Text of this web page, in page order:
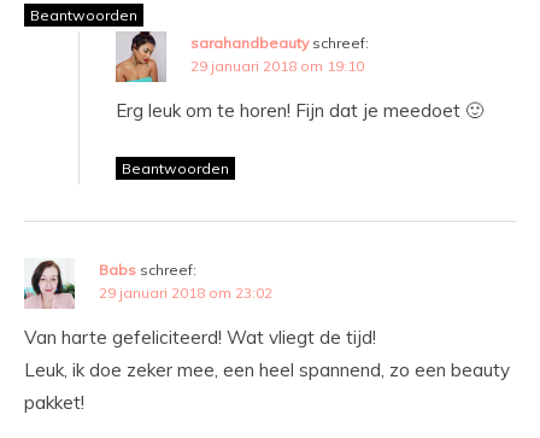
Beantwoorden
sarahandbeauty schreef:
29 januari 2018 om 19:10
Erg leuk om te horen! Fijn dat je meedoet 🙂
Beantwoorden
Babs schreef:
29 januari 2018 om 23:02
Van harte gefeliciteerd! Wat vliegt de tijd!
Leuk, ik doe zeker mee, een heel spannend, zo een beauty
pakket!